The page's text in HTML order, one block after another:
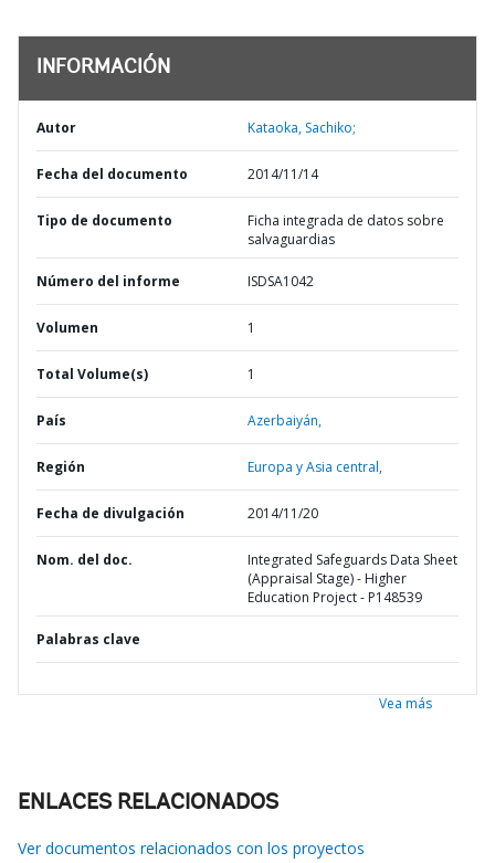
INFORMACIÓN
Autor Kataoka, Sachiko;
Fecha del documento 2014/11/14
Tipo de documento
Ficha integrada de datos sobre
salvaguardias
Número del informe ISDSA1042
Volumen 1
Total Volume(s) 1
País Azerbaiyán,
Región Europa y Asia central,
Fecha de divulgación 2014/11/20
Nom. del doc.
Integrated Safeguards Data Sheet
(Appraisal Stage) - Higher
Education Project - P148539
Palabras clave
Vea más
ENLACES RELACIONADOS
Ver documentos relacionados con los proyectos